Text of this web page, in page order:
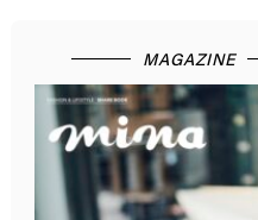
MAGAZINE